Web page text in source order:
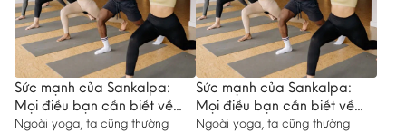
Sức mạnh của Sankalpa:
Mọi điều bạn cần biết về
lập dự định trong yoga #17
Ngoài yoga, ta cũng thường
Sức mạnh của Sankalpa:
Mọi điều bạn cần biết về
lập dự định trong yoga #14
Ngoài yoga, ta cũng thường